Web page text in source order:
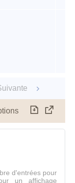
le
d'entrées pour
un affichage